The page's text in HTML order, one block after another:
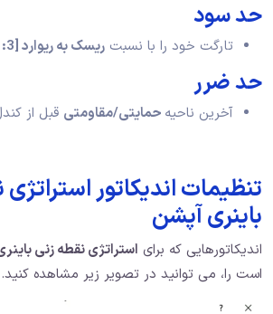
حد سود
تارگت خود را با نسبت ریسک به ریوارد [1:3]
حد ضرر
آخرین ناحیه حمایتی/مقاومتی قبل از
تنظیمات اندیکاتور
باینری آپشن
اندیکاتورهایی که برای استراتژی نقطه زنی
است را، می توانید در تصویر زیر مشاهده کنید.